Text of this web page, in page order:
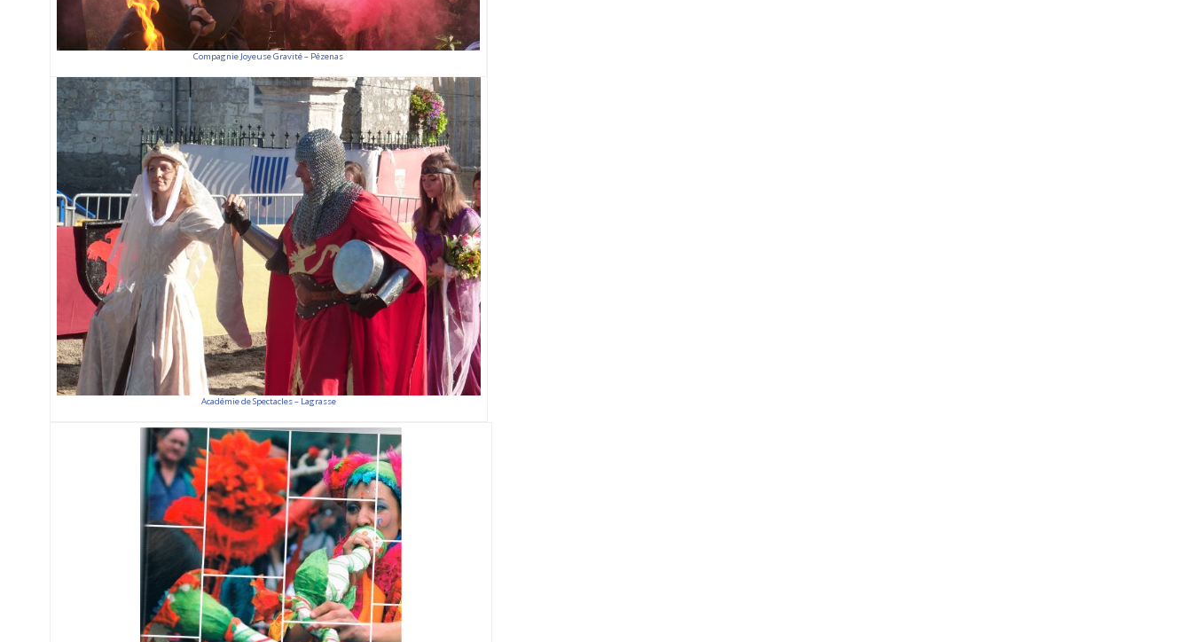
Compagnie Joyeuse Gravité – Pézenas
Académie de Spectacles – Lagrasse